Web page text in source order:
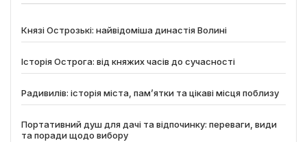
Князі Острозькі: найвідоміша династія Волині
Історія Острога: від княжих часів до сучасності
Радивилів: історія міста, пам’ятки та цікаві місця поблизу
Портативний душ для дачі та відпочинку: переваги, види
та поради щодо вибору